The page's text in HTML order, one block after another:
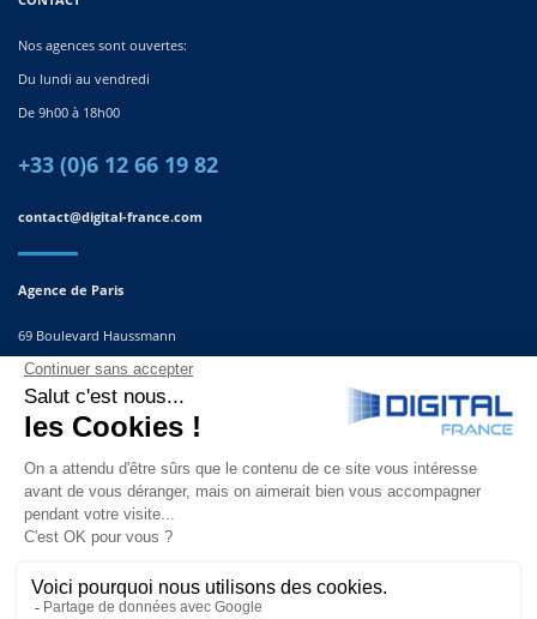
Nos agences sont ouvertes:
Du lundi au vendredi
De 9h00 à 18h00
+33 (0)6 12 66 19 82
contact@digital-france.com
Agence de Paris
69 Boulevard Haussmann
75008, Paris
France
Agence du Sud-Est
291 Rue Albert Caquot
06560 Valbonne